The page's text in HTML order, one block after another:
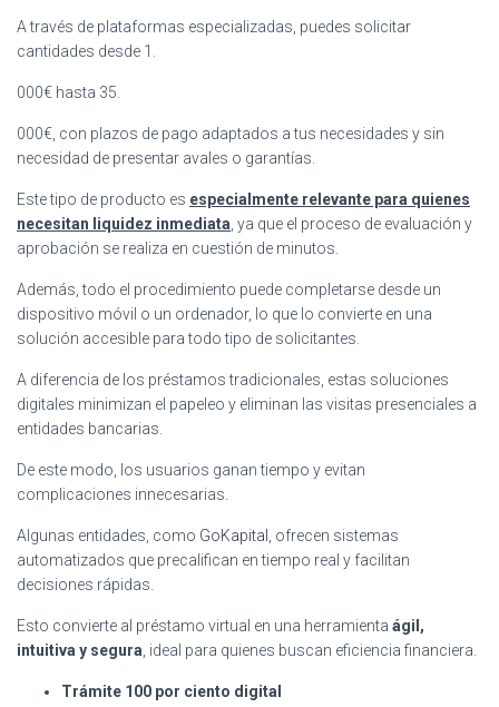
A través de plataformas especializadas, puedes solicitar
cantidades desde 1.
000€ hasta 35.
000€, con plazos de pago adaptados a tus necesidades y sin
necesidad de presentar avales o garantías.
Este tipo de producto es especialmente relevante para quienes
necesitan liquidez inmediata , ya que el proceso de evaluación y
aprobación se realiza en cuestión de minutos.
Además, todo el procedimiento puede completarse desde un
dispositivo móvil o un ordenador, lo que lo convierte en una
solución accesible para todo tipo de solicitantes.
A diferencia de los préstamos tradicionales, estas soluciones
digitales minimizan el papeleo y eliminan las visitas presenciales a
entidades bancarias.
De este modo, los usuarios ganan tiempo y evitan
complicaciones innecesarias.
Algunas entidades, como GoKapital
, ofrecen sistemas
automatizados que precalifican en tiempo real y facilitan
decisiones rápidas.
Esto convierte al préstamo virtual en una herramienta ágil,
intuitiva y segura , ideal para quienes buscan eficiencia financiera.
Trámite 100 por ciento digital